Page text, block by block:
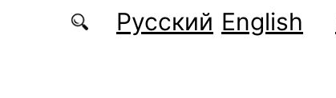
Русский English